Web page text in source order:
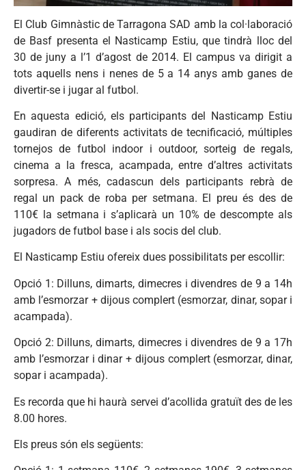
El Club Gimnàstic de Tarragona SAD amb la col·laboració
de Basf presenta el Nasticamp Estiu, que tindrà lloc del
30 de juny a l’1 d’agost de 2014. El campus va dirigit a
tots aquells nens i nenes de 5 a 14 anys amb ganes de
divertir-se i jugar al futbol.
En aquesta edició, els participants del Nasticamp Estiu
gaudiran de diferents activitats de tecnificació, múltiples
tornejos de futbol indoor i outdoor, sorteig de regals,
cinema a la fresca, acampada, entre d’altres activitats
sorpresa. A més, cadascun dels participants rebrà de
regal un pack de roba per setmana. El preu és des de
110€ la setmana i s’aplicarà un 10% de descompte als
jugadors de futbol base i als socis del club.
El Nasticamp Estiu ofereix dues possibilitats per escollir:
Opció 1: Dilluns, dimarts, dimecres i divendres de 9 a 14h
amb l’esmorzar + dijous complert (esmorzar, dinar, sopar i
acampada).
Opció 2: Dilluns, dimarts, dimecres i divendres de 9 a 17h
amb l’esmorzar i dinar + dijous complert (esmorzar, dinar,
sopar i acampada).
Es recorda que hi haurà servei d’acollida gratuït des de les
8.00 hores.
Els preus són els següents: